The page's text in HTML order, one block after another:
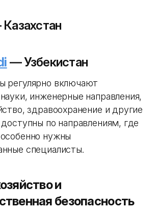
— Узбекистан
регулярно включают
инженерные направления,
здравоохранение и другие
по направлениям, где
нужны
специалисты.
и
безопасность